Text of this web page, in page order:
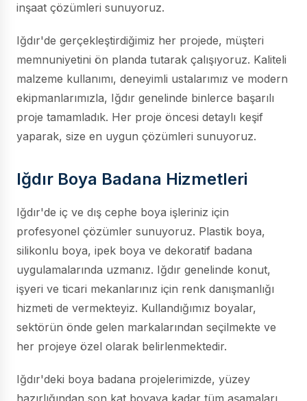
inşaat çözümleri sunuyoruz.
Iğdır'de gerçekleştirdiğimiz her projede, müşteri
memnuniyetini ön planda tutarak çalışıyoruz. Kaliteli
malzeme kullanımı, deneyimli ustalarımız ve modern
ekipmanlarımızla, Iğdır genelinde binlerce başarılı
proje tamamladık. Her proje öncesi detaylı keşif
yaparak, size en uygun çözümleri sunuyoruz.
Iğdır Boya Badana Hizmetleri
Iğdır'de iç ve dış cephe boya işleriniz için
profesyonel çözümler sunuyoruz. Plastik boya,
silikonlu boya, ipek boya ve dekoratif badana
uygulamalarında uzmanız. Iğdır genelinde konut,
işyeri ve ticari mekanlarınız için renk danışmanlığı
hizmeti de vermekteyiz. Kullandığımız boyalar,
sektörün önde gelen markalarından seçilmekte ve
her projeye özel olarak belirlenmektedir.
Iğdır'deki boya badana projelerimizde, yüzey
hazırlığından son kat boyaya kadar tüm aşamaları